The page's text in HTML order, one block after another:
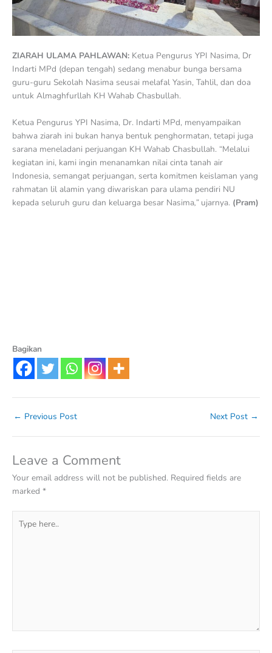
ZIARAH ULAMA PAHLAWAN: Ketua Pengurus YPI Nasima, Dr
Indarti MPd (depan tengah) sedang menabur bunga bersama
guru-guru Sekolah Nasima seusai melafal Yasin, Tahlil, dan doa
untuk Almaghfurllah KH Wahab Chasbullah.
Ketua Pengurus YPI Nasima, Dr. Indarti MPd, menyampaikan
bahwa ziarah ini bukan hanya bentuk penghormatan, tetapi juga
sarana meneladani perjuangan KH Wahab Chasbullah. “Melalui
kegiatan ini, kami ingin menanamkan nilai cinta tanah air
Indonesia, semangat perjuangan, serta komitmen keislaman yang
rahmatan lil alamin yang diwariskan para ulama pendiri NU
kepada seluruh guru dan keluarga besar Nasima,”ujarnya. (Pram)
Bagikan
← Previous Post Next Post →
Leave a Comment
Your email address will not be published. Required fields are
marked *
here..